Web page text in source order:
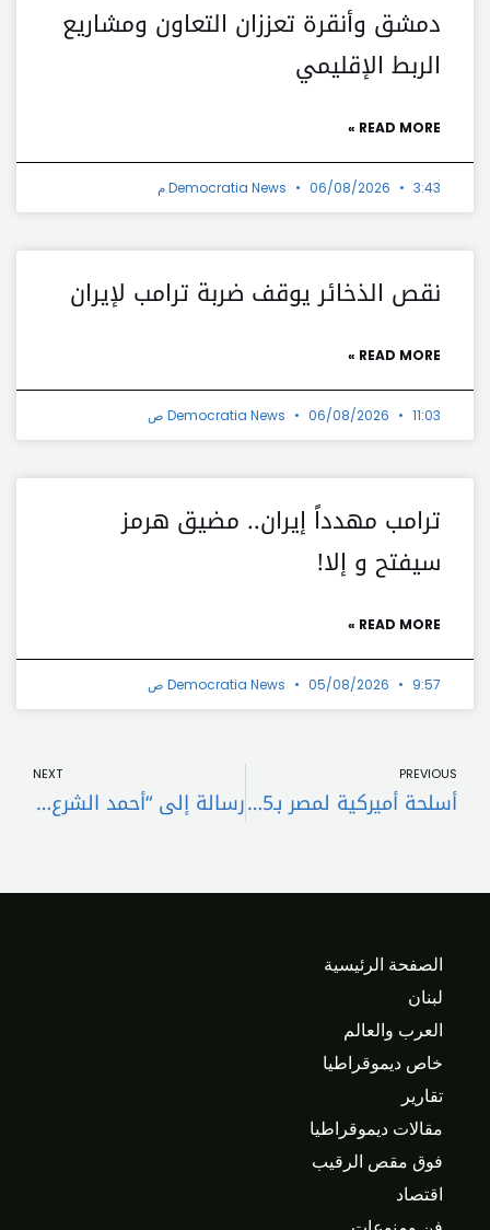
دمشق وأنقرة تعززان التعاون ومشاريع
الربط الإقليمي
READ MORE »
Democratia News 06/08/2026 3:43 م
نقص الذخائر يوقف ضربة ترامب لإيران
READ MORE »
Democratia News 06/08/2026 11:03 ص
ترامب مهدداً إيران.. مضيق هرمز
سيفتح و إلا!
READ MORE »
Democratia News 05/08/2026 9:57 ص
PREVIOUS
أسلحة أميركية لمصر بـ5 مليارات دولار!
NEXT
رسالة إلى “أحمد الشرع” .. سوريا أمانة في أعناقكم !!
الصفحة الرئيسية
لبنان
العرب والعالم
خاص ديموقراطيا
تقارير
مقالات ديموقراطيا
فوق مقص الرقيب
اقتصاد